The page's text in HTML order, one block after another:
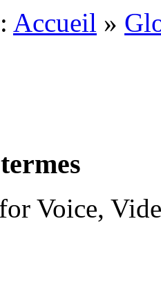
Accueil »
Voice,